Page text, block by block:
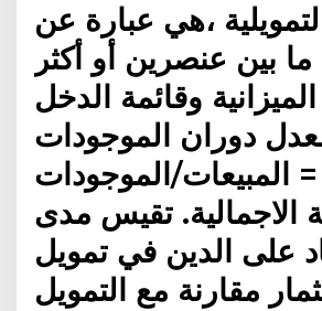
،هي عبارة عن
بين عنصرين أو أكثر
وقائمة الدخل
دوران الموجودات
= المبيعات/الموجودات
الاجمالية. تقيس مدى
على الدين في تمويل
مقارنة مع التمويل